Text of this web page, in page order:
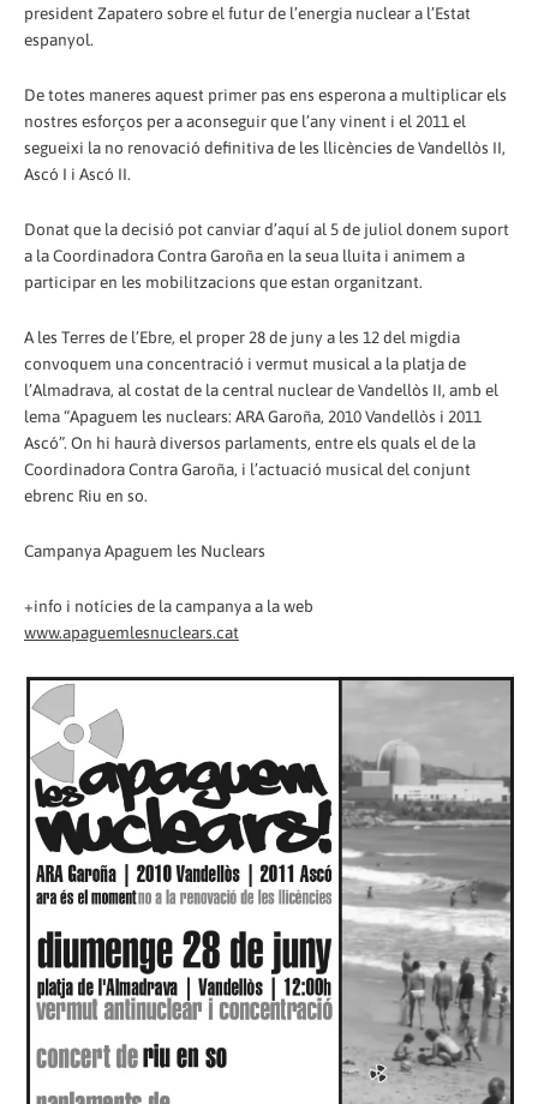
president Zapatero sobre el futur de l’energia nuclear a l’Estat
espanyol.
De totes maneres aquest primer pas ens esperona a multiplicar els
nostres esforços per a aconseguir que l’any vinent i el 2011 el
segueixi la no renovació definitiva de les llicències de Vandellòs II,
Ascó I i Ascó II.
Donat que la decisió pot canviar d’aquí al 5 de juliol donem suport
a la Coordinadora Contra Garoña en la seua lluita i animem a
participar en les mobilitzacions que estan organitzant.
A les Terres de l’Ebre, el proper 28 de juny a les 12 del migdia
convoquem una concentració i vermut musical a la platja de
l’Almadrava, al costat de la central nuclear de Vandellòs II, amb el
lema “Apaguem les nuclears: ARA Garoña, 2010 Vandellòs i 2011
Ascó”. On hi haurà diversos parlaments, entre els quals el de la
Coordinadora Contra Garoña, i l’actuació musical del conjunt
ebrenc Riu en so.
Campanya Apaguem les Nuclears
+info i notícies de la campanya a la web
www.apaguemlesnuclears.cat